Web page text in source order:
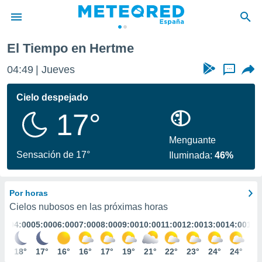
de
por
se
calidad.
a este
las
y
forma
digital
basada
El Tiempo en Hertme
04:49 Jueves ...
Cielo despejado
17°
Sensación de 17°
Menguante
Iluminada:46%
Por horas
Cielos nubosos en las próximas horas
04:00
18°
05:00
17°
06:00
16°
07:00
16°
08:00
17°
09:00
19°
10:00
21°
11:00
22°
12:00
23°
13:00
24°
14:00
24°